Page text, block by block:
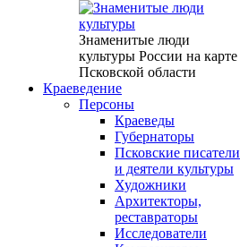
Знаменитые люди
культуры России на карте
Псковской области
Краеведение
Персоны
Краеведы
Губернаторы
Псковские писатели
и деятели культуры
Художники
Архитекторы,
реставраторы
Исследователи